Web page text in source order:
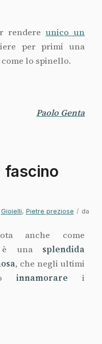
rendereunico un
per primi una
lo spinello.
Paolo Genta
fascino
Gioielli, Pietre preziose / da
anche come
è una splendida
, che negli ultimi
innamorare i